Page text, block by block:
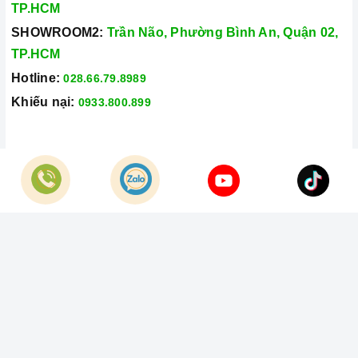
TP.HCM
SHOWROOM2: Trần Não, Phường Bình An, Quận 02,
TP.HCM
Hotline: 028.66.79.8989
Khiếu nại: 0933.800.899
© Bản quyền thuộc vềCông Ty TNHH Home Best Việt Nam
Cung cấp bởi
Sapo